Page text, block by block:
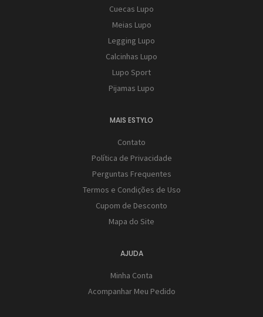
Cuecas Lupo
Meias Lupo
Legging Lupo
Calcinhas Lupo
Lupo Sport
Pijamas Lupo
MAIS ESTYLO
Contato
Política de Privacidade
Perguntas Frequentes
Termos e Condições de Uso
Cupom de Desconto
Mapa do Site
AJUDA
Minha Conta
Acompanhar Meu Pedido